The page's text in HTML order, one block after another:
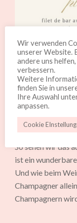
Synonyme de
occasions. Les
l’heure du
de nombreux
So sehen wir das
ist ein
Und wie beim
Champagner
Champagnern
Wir verwenden
unserer Website.
andere uns
verbessern.
Weitere
finden Sie in
Ihre Auswahl
anpassen.
Cookie